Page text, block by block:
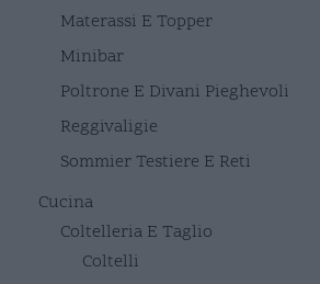
Materassi E Topper
Minibar
Poltrone E Divani Pieghevoli
Reggivaligie
Sommier Testiere E Reti
Cucina
Coltelleria E Taglio
Coltelli